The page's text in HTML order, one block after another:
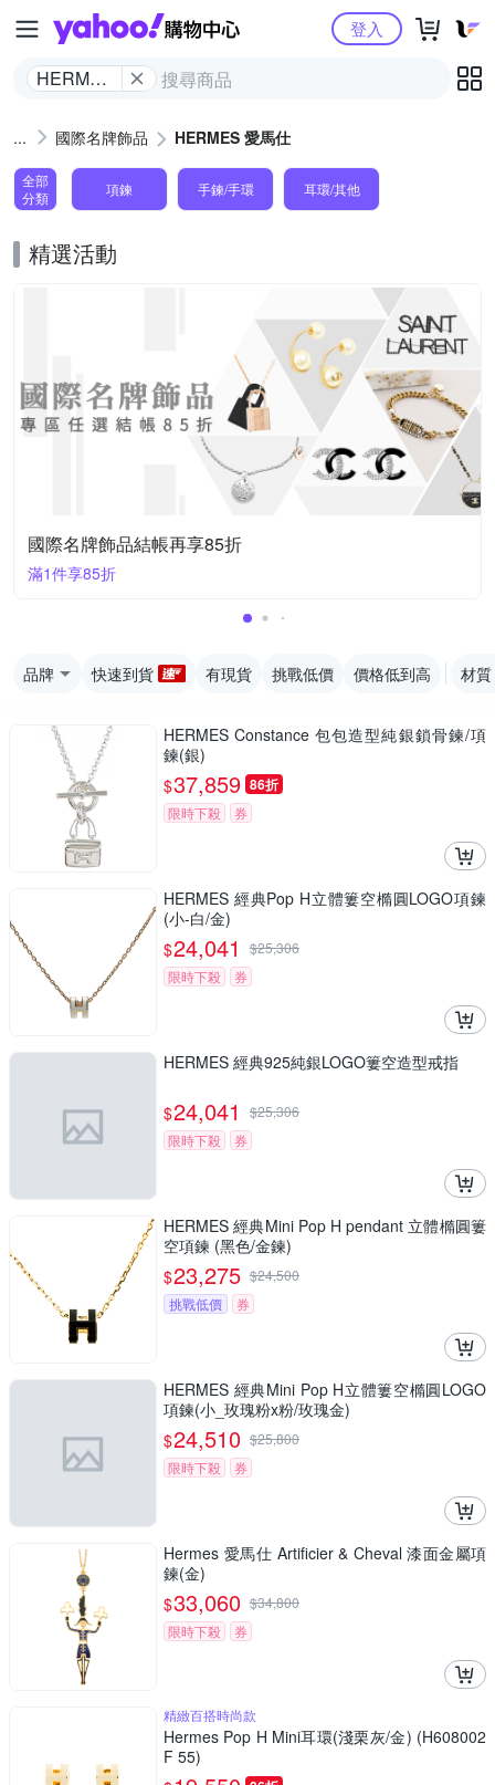
Yahoo購物中心
HERMES
登入
國際名牌飾品 HERMES 愛馬仕
全部
分類
項鍊 手鍊/手環 耳環/其他
精選活動
國際名牌飾品結帳再享85折
滿1件享85折
品牌 快速到貨 有現貨 挑戰低價 價格低到高 材質
HERMES Constance 包包造型純銀鎖骨鍊/項
鍊(銀)
$37,859 86折
限時下殺 券
HERMES 經典Pop H立體簍空橢圓LOGO項鍊
(小-白/金)
$24,041 $25,306
限時下殺
券
HERMES 經典925純銀LOGO簍空造型戒指
$24,041 $25,306
限時下殺
券
HERMES 經典Mini Pop H pendant 立體橢圓簍
空項鍊 (黑色/金鍊)
$23,275 $24,500
挑戰低價
券
HERMES 經典Mini Pop H立體簍空橢圓LOGO
項鍊(小_玫瑰粉x粉/玫瑰金)
$24,510 $25,800
限時下殺
券
Hermes 愛馬仕 Artificier & Cheval 漆面金屬項
鍊(金)
$33,060 $34,800
限時下殺
券
精緻百搭時尚款
Hermes Pop H Mini耳環(淺栗灰/金) (H608002
F 55)